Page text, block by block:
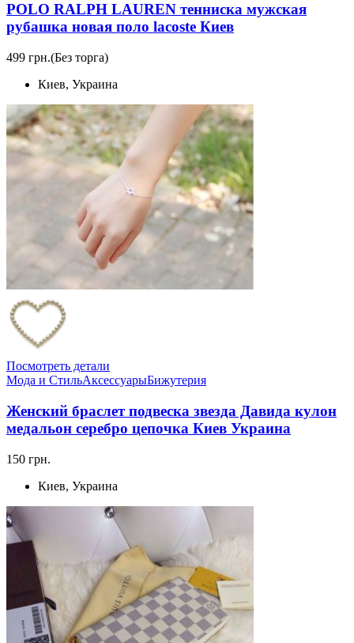
POLO RALPH LAUREN тенниска мужская
рубашка новая поло lacoste Киев
499 грн.(Без торга)
Киев, Украина
Посмотреть детали
Мода и СтильАксессуарыБижутерия
Женский браслет подвеска звезда Давида кулон
медальон серебро цепочка Киев Украина
150 грн.
Киев, Украина